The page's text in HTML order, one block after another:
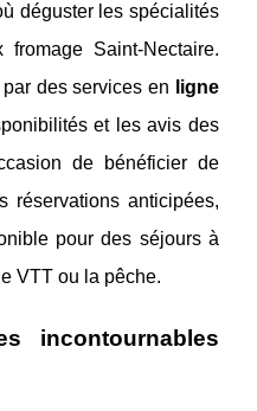
déguster les spécialités
Saint-Nectaire.
des services en
ligne
et les avis des
de bénéficier de
réservations anticipées,
pour des séjours à
VTT ou la pêche.
incontournables